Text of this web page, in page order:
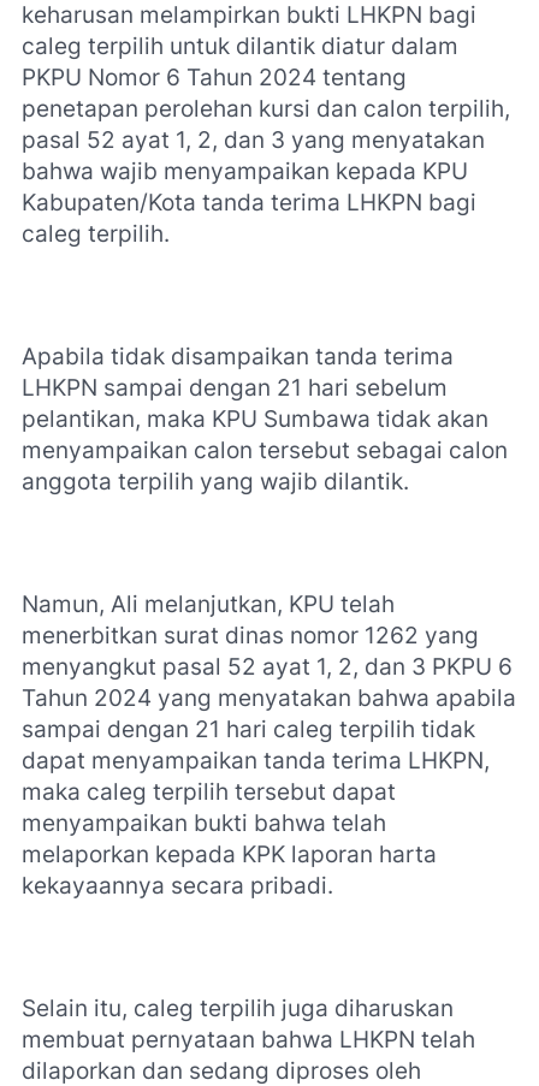
keharusan melampirkan bukti LHKPN bagi
caleg terpilih untuk dilantik diatur dalam
PKPU Nomor 6 Tahun 2024 tentang
penetapan perolehan kursi dan calon terpilih,
pasal 52 ayat 1, 2, dan 3 yang menyatakan
bahwa wajib menyampaikan kepada KPU
Kabupaten/Kota tanda terima LHKPN bagi
caleg terpilih.
Apabila tidak disampaikan tanda terima
LHKPN sampai dengan 21 hari sebelum
pelantikan, maka KPU Sumbawa tidak akan
menyampaikan calon tersebut sebagai calon
anggota terpilih yang wajib dilantik.
Namun, Ali melanjutkan, KPU telah
menerbitkan surat dinas nomor 1262 yang
menyangkut pasal 52 ayat 1, 2, dan 3 PKPU 6
Tahun 2024 yang menyatakan bahwa apabila
sampai dengan 21 hari caleg terpilih tidak
dapat menyampaikan tanda terima LHKPN,
maka caleg terpilih tersebut dapat
menyampaikan bukti bahwa telah
melaporkan kepada KPK laporan harta
kekayaannya secara pribadi.
Selain itu, caleg terpilih juga diharuskan
membuat pernyataan bahwa LHKPN telah
dilaporkan dan sedang diproses oleh